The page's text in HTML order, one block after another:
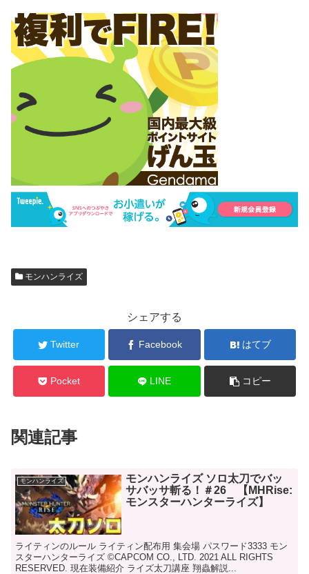
モンハンライズ
シェアする
Twitter Facebook はてブ
Pocket LINE コピー
関連記事
モンハンライズ
モンハンライズ ソロ太刀でバッ
サバッサ斬る！＃26 【MHRise:
モンスターハンターライズ】
ライティンのルール ライティン配布用 集会場 パスワード3333 モン
スターハンターライズ ©CAPCOM CO., LTD. 2021 ALL RIGHTS
RESERVED. 現在装備紹介 ライズ太刀講座 翔蟲解説...